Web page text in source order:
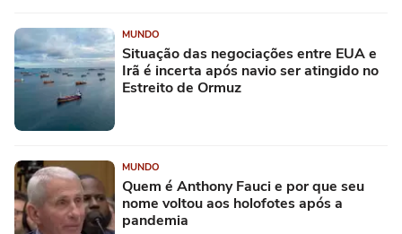
MUNDO
Situação das negociações entre EUA e
Irã é incerta após navio ser atingido no
Estreito de Ormuz
MUNDO
Quem é Anthony Fauci e por que seu
nome voltou aos holofotes após a
pandemia